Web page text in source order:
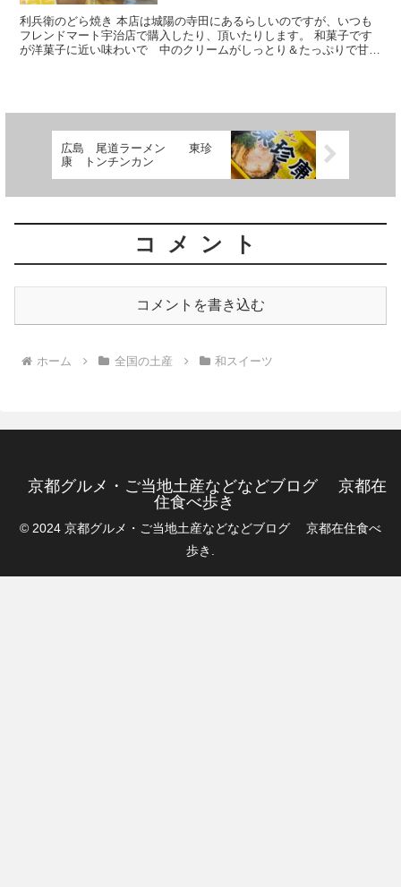
利兵衛のどら焼き 本店は城陽の寺田にあるらしいのですが、いつも
フレンドマート宇治店で購入したり、頂いたりします。 和菓子です
が洋菓子に近い味わいで 中のクリームがしっとり＆たっぷりで甘す
広島 尾道ラーメン 東珍
康 トンチンカン
コメント
コメントを書き込む
ホーム 全国の土産 和スイーツ
京都グルメ・ご当地土産などなどブログ 京都在
住食べ歩き
© 2024 京都グルメ・ご当地土産などなどブログ 京都在住食べ
歩き.